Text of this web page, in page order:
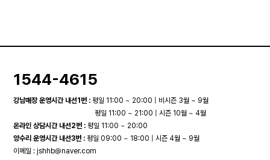
1544-4615
강남매장 운영시간 내선1번 : 평일 11:00 ~ 20:00 | 비시즌 3월 ~ 9월
평일 11:00 ~ 21:00 | 시즌 10월 ~ 4월
온라인 상담시간 내선2번 : 평일 11:00 ~ 20:00
양수리 운영시간 내선3번 : 평일 09:00 ~ 18:00 | 시즌 4월 ~ 9월
이메일 :jshhb@naver.com